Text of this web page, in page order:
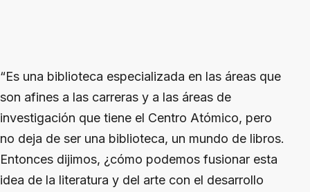
“Es una biblioteca especializada en las áreas que
son afines a las carreras y a las áreas de
investigación que tiene el Centro Atómico, pero
no deja de ser una biblioteca, un mundo de libros.
Entonces dijimos, ¿cómo podemos fusionar esta
idea de la literatura y del arte con el desarrollo